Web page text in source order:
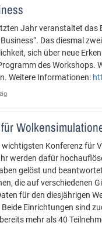
Jahr veranstaltet
Das diesmal
sich über neue
des
Weitere Informationen:
wichtigsten Konferenz
werden dafür
gelöst und
die auf verschiedenen
für den diesjährigen
Einrichtungen sind
mehr als 40